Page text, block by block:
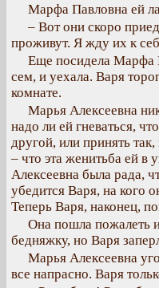
Марфа Павловна ей
– Вот они скоро
проживут. Я жду их к
Еще посидела Марфа
сем, и уехала. Варя
комнате.
Марья Алексеевна
надо ли ей гневаться,
другой, или принять
– что эта женитьба ей
Алексеевна была рада,
убедится Варя, на кого
Теперь Варя, наконец,
Она пошла пожалеть
бедняжку, но Варя
Марья Алексеевна
все напрасно. Варя